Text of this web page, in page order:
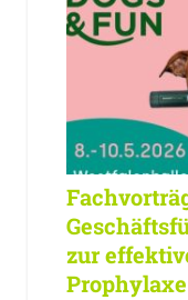
zur
Prophylaxe